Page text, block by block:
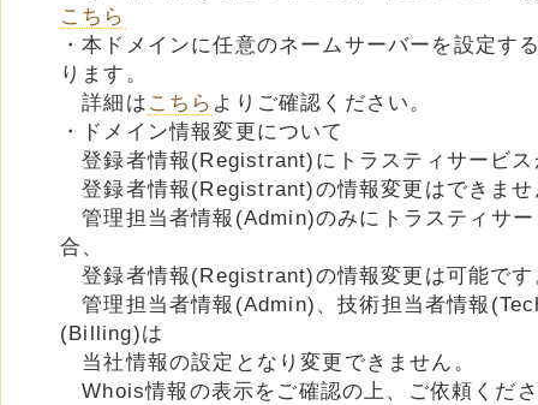
こちら
・本ドメインに任意のネームサーバーを設定す
ります。
詳細は こちら よりご確認ください。
・ドメイン情報変更について
登録者情報(Registrant)にトラスティサービス
登録者情報(Registrant)の情報変更はできませ
管理担当者情報(Admin)のみにトラスティサ
合、
登録者情報(Registrant)の情報変更は可能です
管理担当者情報(Admin)、技術担当者情報
(Billing)は
当社情報の設定となり変更できません。
Whois情報の表示をご確認の上、ご依頼くだ